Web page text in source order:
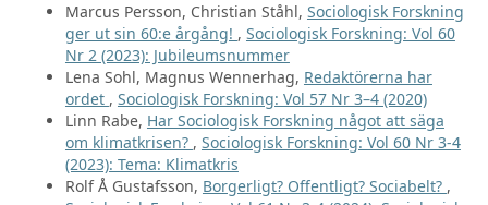
Marcus Persson, Christian Ståhl, Sociologisk Forskning
ger ut sin 60:e årgång! , Sociologisk Forskning: Vol 60
Nr 2 (2023): Jubileumsnummer
Lena Sohl, Magnus Wennerhag, Redaktörerna har
ordet , Sociologisk Forskning: Vol 57 Nr 3–4 (2020)
Linn Rabe, Har Sociologisk Forskning något att säga
om klimatkrisen? , Sociologisk Forskning: Vol 60 Nr 3-4
(2023): Tema: Klimatkris
Rolf Å Gustafsson, Borgerligt? Offentligt? Sociabelt? ,